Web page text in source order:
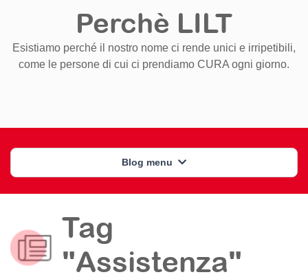
Perchè LILT
Esistiamo perché il nostro nome ci rende unici e irripetibili,
come le persone di cui ci prendiamo CURA ogni giorno.
Blog menu
Tag
"Assistenza"